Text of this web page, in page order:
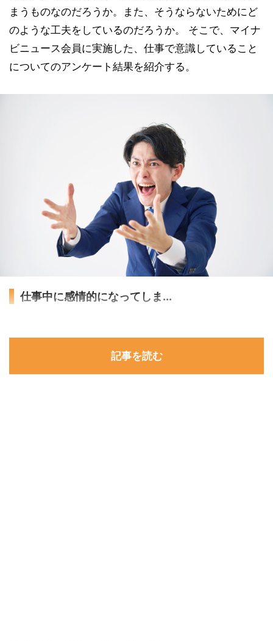
まうものなのだろうか。また、そうならないためにど
のような工夫をしているのだろうか。 そこで、マイナ
ビニュース会員に実施した、仕事で意識していること
についてのアンケート結果を紹介する。
仕事中に感情的になってしま...
記事を読む